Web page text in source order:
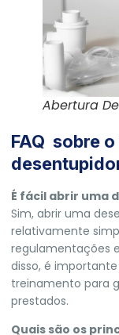
Abertura
FAQ sobre
É fácil abrir uma
Sim, abrir uma
relativamente
regulamentações
disso, é
treinamento para
prestados.
Quais são os